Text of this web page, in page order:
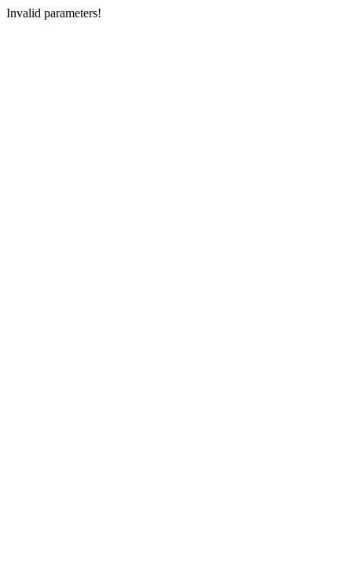
Invalid parameters!